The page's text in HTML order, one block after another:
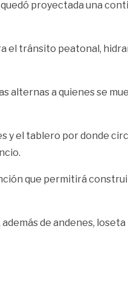
proyectada una
el tránsito peatonal,
alternas a quienes se
y el tablero por donde
que permitirá
de andenes,